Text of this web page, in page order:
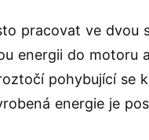
pracovat ve dvou
energii do motoru
pohybující se
energie je